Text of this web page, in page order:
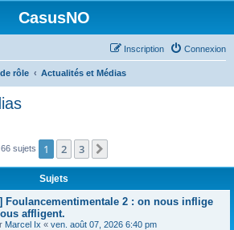
CasusNO
Connexion
Inscription
rôle Actualités et Médias
66 sujets 1 2 3
Sujets
Foulancementimentale 2 : on nous inflige
affligent.
Marcel Ix « ven. août 07, 2026 6:40 pm